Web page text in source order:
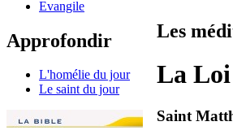
Evangile
Approfondir
L'homélie du jour
Le saint du jour
Les
La Loi
Saint